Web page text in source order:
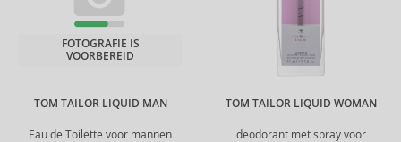
TOM TAILOR LIQUID MAN
Eau de Toilette voor mannen
FOTOGRAFIE IS
VOORBEREID
TOM TAILOR LIQUID WOMAN
deodorant met spray voor